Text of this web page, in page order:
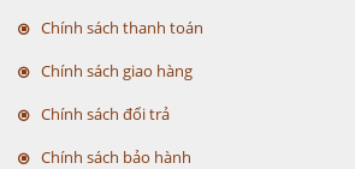
Chính sách thanh toán
Chính sách giao hàng
Chính sách đổi trả
Chính sách bảo hành